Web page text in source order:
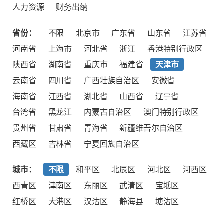
人力资源
财务出纳
省份： 不限 北京市 广东省 山东省
江苏省
河南省
上海市 河北省 浙江
香港特别行政区
陕西省
湖南省 重庆市 福建省
天津市
云南省
四川省 广西壮族自治区
安徽省
海南省
江西省 湖北省 山西省
辽宁省
台湾省
黑龙江 内蒙古自治区
澳门特别行政区
贵州省
甘肃省 青海省
新疆维吾尔自治区
西藏区
吉林省 宁夏回族自治区
城市： 不限 和平区 北辰区 河北区
河西区
西青区
津南区 东丽区 武清区
宝坻区
红桥区
大港区 汉沽区 静海县
塘沽区